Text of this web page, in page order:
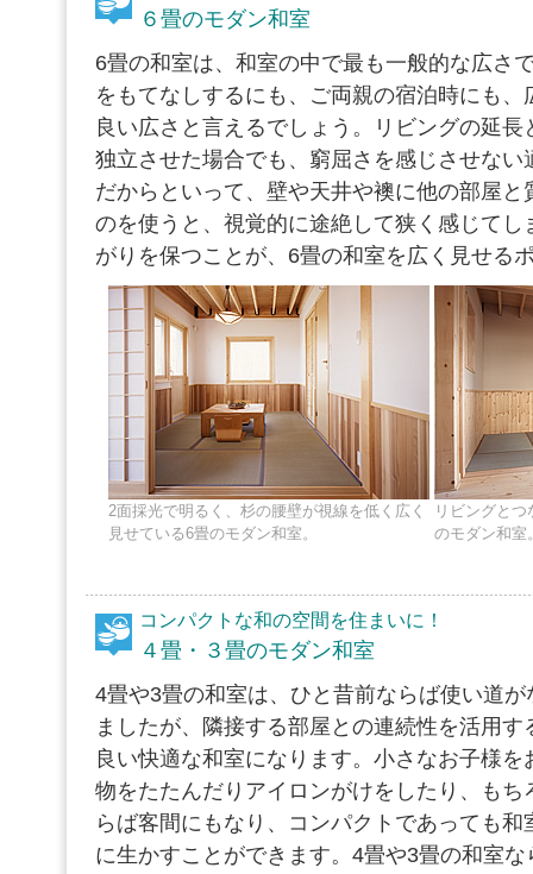
６畳のモダン和室
6畳の和室は、和室の中で最も一般的な広さ
をもてなしするにも、ご両親の宿泊時にも
良い広さと言えるでしょう。リビングの延
独立させた場合でも、窮屈さを感じさせない
だからといって、壁や天井や襖に他の部屋と
のを使うと、視覚的に途絶して狭く感じてし
がりを保つことが、6畳の和室を広く見せる
2面採光で明るく、杉の腰壁が視線を低く広く
見せている6畳のモダン和室。
リビングと
のモダン和室
コンパクトな和の空間を住まいに！
４畳・３畳のモダン和室
4畳や3畳の和室は、ひと昔前ならば使い道
ましたが、隣接する部屋との連続性を活用
良い快適な和室になります。小さなお子様
物をたたんだりアイロンがけをしたり、もち
らば客間にもなり、コンパクトであっても
に生かすことができます。4畳や3畳の和室